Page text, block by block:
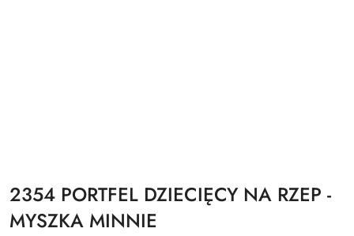
2354 PORTFEL DZIECIĘCY NA RZEP -
MYSZKA MINNIE